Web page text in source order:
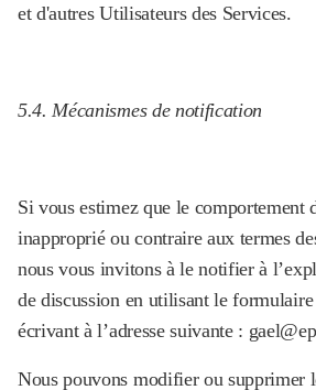
et d'autres Utilisateurs des Services.
5.4. Mécanismes de notification
Si vous estimez que le comportement
inapproprié ou contraire aux termes
nous vous invitons à le notifier à
de discussion en utilisant le
écrivant à l’adresse suivante :
Nous pouvons modifier ou supprimer